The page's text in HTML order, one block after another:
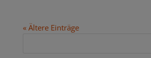
« Ältere Einträge